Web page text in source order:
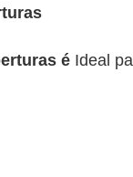
é Ideal